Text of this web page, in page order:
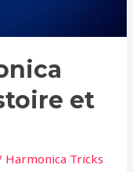
et
Harmonica Tricks